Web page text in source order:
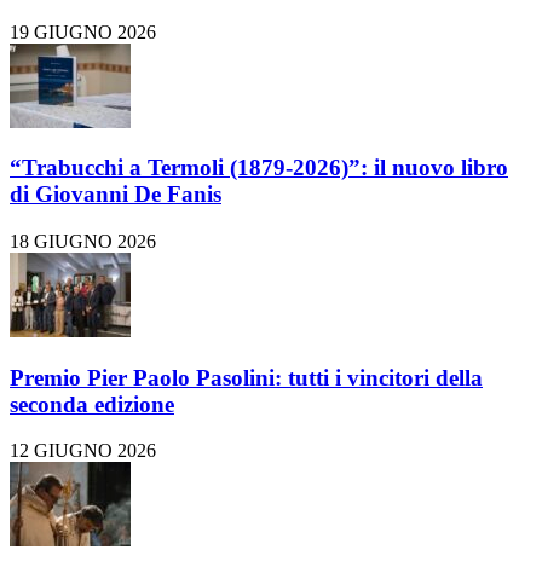
19 GIUGNO 2026
“Trabucchi a Termoli (1879-2026)”: il nuovo libro
di Giovanni De Fanis
18 GIUGNO 2026
Premio Pier Paolo Pasolini: tutti i vincitori della
seconda edizione
12 GIUGNO 2026